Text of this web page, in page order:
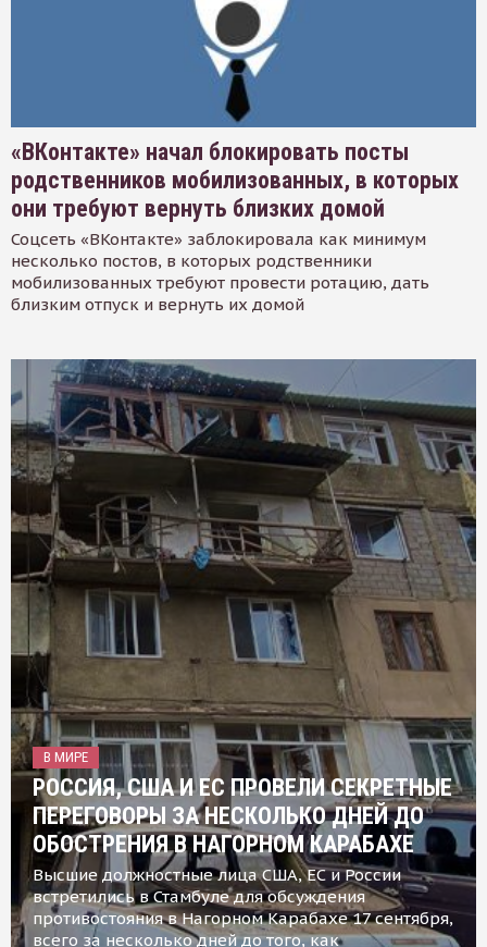
«ВКонтакте» начал блокировать посты
родственников мобилизованных, в которых
они требуют вернуть близких домой
Соцсеть «ВКонтакте» заблокировала как минимум
несколько постов, в которых родственники
мобилизованных требуют провести ротацию, дать
близким отпуск и вернуть их домой
В МИРЕ
РОССИЯ, США И ЕС ПРОВЕЛИ СЕКРЕТНЫЕ
ПЕРЕГОВОРЫ ЗА НЕСКОЛЬКО ДНЕЙ ДО
ОБОСТРЕНИЯ В НАГОРНОМ КАРАБАХЕ
Высшие должностные лица США, ЕС и России
встретились в Стамбуле для обсуждения
противостояния в Нагорном Карабахе 17 сентября,
всего за несколько дней до того, как